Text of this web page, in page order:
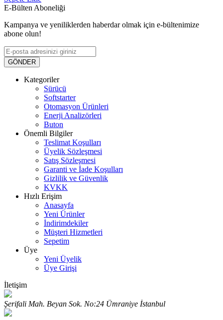
E-Bülten Aboneliği
Kampanya ve yeniliklerden haberdar olmak için e-bültenimize
abone olun!
GÖNDER
Kategoriler
Sürücü
Softstarter
Otomasyon Ürünleri
Enerji Analizörleri
Buton
Önemli Bilgiler
Teslimat Koşulları
Üyelik Sözleşmesi
Satış Sözleşmesi
Garanti ve İade Koşulları
Gizlilik ve Güvenlik
KVKK
Hızlı Erişim
Anasayfa
Yeni Ürünler
İndirimdekiler
Müşteri Hizmetleri
Sepetim
Üye
Yeni Üyelik
Üye Girişi
İletişim
Şerifali Mah. Beyan Sok. No:24 Ümraniye İstanbul